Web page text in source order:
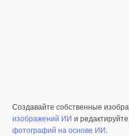
Создавайте собственные
изображений ИИ и
фотографий на основе ИИ.